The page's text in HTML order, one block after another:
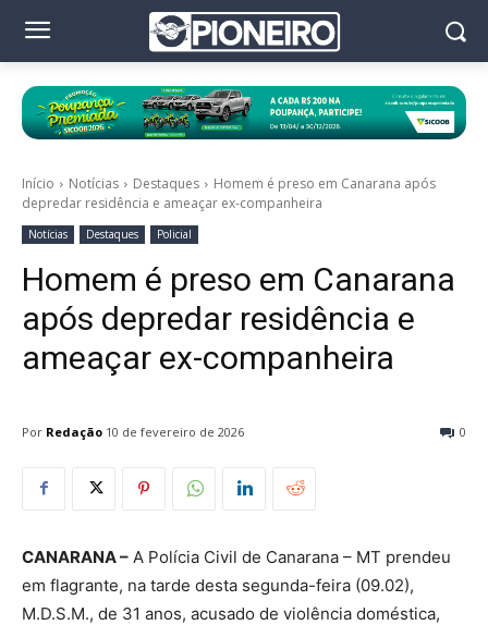
Início Notícias Destaques
Homem é preso em Canarana após
depredar residência e ameaçar ex-companheira
Notícias Destaques Policial
Homem é preso em Canarana
após depredar residência e
ameaçar ex-companheira
Por Redação 0
10 de fevereiro de 2026
CANARANA – A Polícia Civil de Canarana – MT prendeu
em flagrante, na tarde desta segunda-feira (09.02),
M.D.S.M., de 31 anos, acusado de violência doméstica,